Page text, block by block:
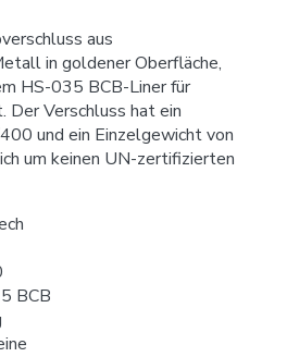
aus
in goldener Oberfläche,
HS-035 BCB-Liner für
Der Verschluss hat ein
und ein Einzelgewicht von
um keinen UN-zertifizierten
BCB